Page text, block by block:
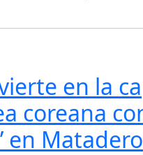
en la
coreana
en Matadero